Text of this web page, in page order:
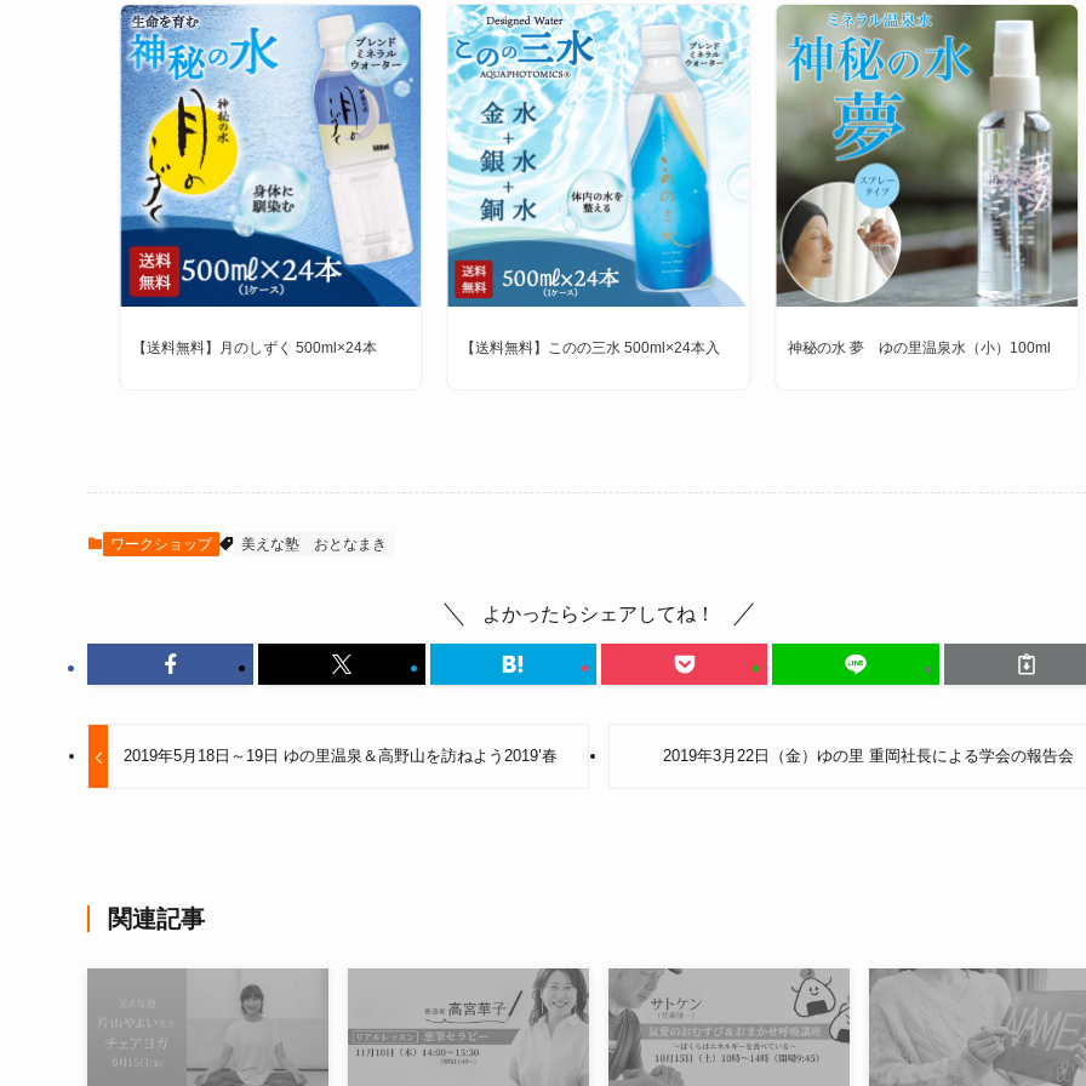
【送料無料】月のしずく 500ml×24本 【送料無料】このの三水 500ml×24本入 神秘の水 夢 ゆの里温泉水（小）100ml
ワークショップ 美えな塾 おとなまき
よかったらシェアしてね！
2019年5月18日～19日 ゆの里温泉＆高野山を訪ねよう2019’春 2019年3月22日（金）ゆの里 重岡社長による学会の報告会
関連記事